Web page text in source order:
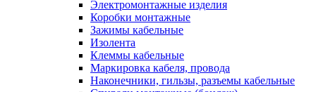
Электромонтажные изделия
Коробки монтажные
Зажимы кабельные
Изолента
Клеммы кабельные
Маркировка кабеля, провода
Наконечники, гильзы, разъемы кабельные